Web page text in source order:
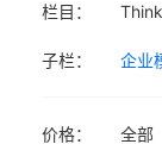
栏目：
子栏： 企业
价格： 全部